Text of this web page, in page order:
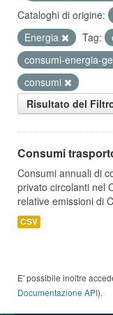
Cataloghi di origine:
Energia
Tag:
consumi-energia-
consumi
Risultato del
Consumi
Consumi annuali di
privato circolanti nel
relative emissioni di
CSV
E' possibile inoltre
Documentazione API).